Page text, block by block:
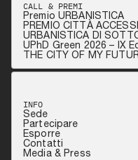
CALL & PREMI
Premio URBANISTICA
PREMIO CITTÀ
URBANISTICA DI
UPhD Green 2026 – IX
THE CITY OF MY
INFO
Sede
Partecipare
Esporre
Contatti
Media & Press